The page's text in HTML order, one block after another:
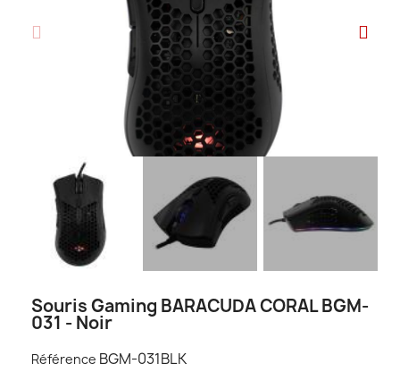
Souris Gaming BARACUDA CORAL BGM-
031 - Noir
Référence BGM-031BLK